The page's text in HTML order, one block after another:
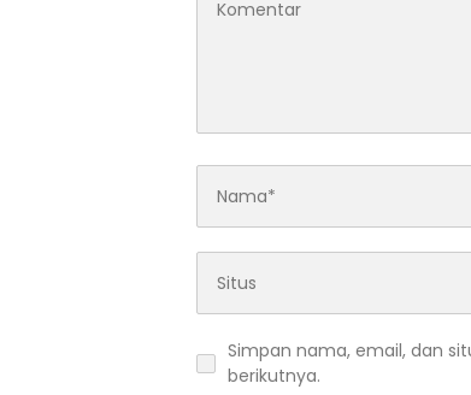
Simpan nama, email, dan
berikutnya.